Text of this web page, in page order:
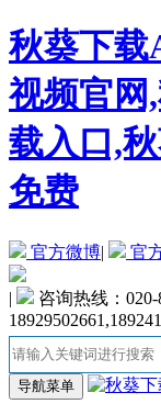
秋葵下载
视频官网
载入口,
免费
官方微博| 官
|
咨询热线：020-
导航菜单